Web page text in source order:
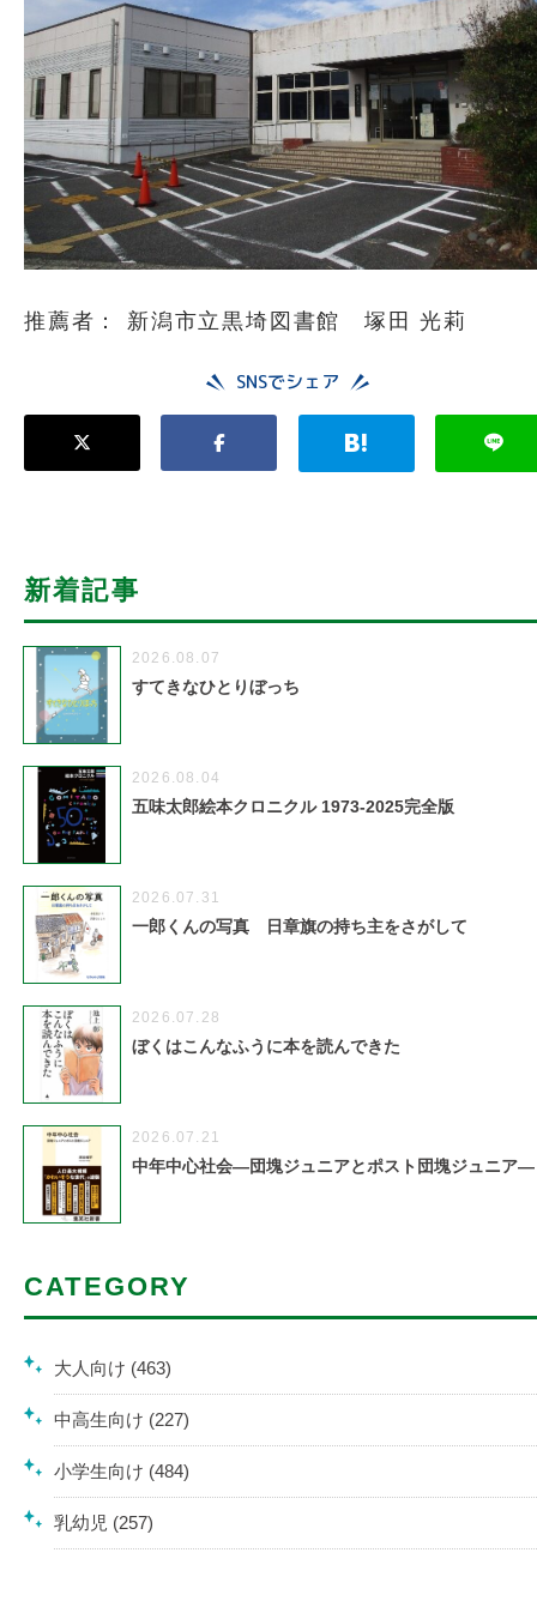
推薦者： 新潟市立黒埼図書館 塚田 光莉
SNSでシェア
新着記事
2026.08.07
すてきなひとりぼっち
2026.08.04
五味太郎絵本クロニクル 1973-2025完全版
2026.07.31
一郎くんの写真 日章旗の持ち主をさがして
2026.07.28
ぼくはこんなふうに本を読んできた
2026.07.21
中年中心社会―団塊ジュニアとポスト団塊ジュニア―
CATEGORY
大人向け (463)
中高生向け (227)
小学生向け (484)
乳幼児 (257)